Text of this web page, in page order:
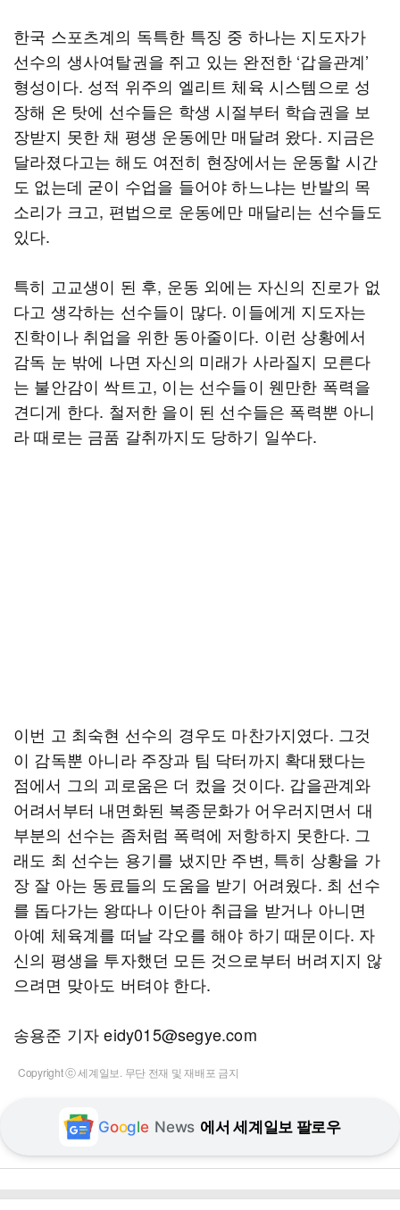
한국 스포츠계의 독특한 특징 중 하나는 지도자가
선수의 생사여탈권을 쥐고 있는 완전한 ‘갑을관계’
형성이다. 성적 위주의 엘리트 체육 시스템으로 성
장해 온 탓에 선수들은 학생 시절부터 학습권을 보
장받지 못한 채 평생 운동에만 매달려 왔다. 지금은
달라졌다고는 해도 여전히 현장에서는 운동할 시간
도 없는데 굳이 수업을 들어야 하느냐는 반발의 목
소리가 크고, 편법으로 운동에만 매달리는 선수들도
있다.
특히 고교생이 된 후, 운동 외에는 자신의 진로가 없
다고 생각하는 선수들이 많다. 이들에게 지도자는
진학이나 취업을 위한 동아줄이다. 이런 상황에서
감독 눈 밖에 나면 자신의 미래가 사라질지 모른다
는 불안감이 싹트고, 이는 선수들이 웬만한 폭력을
견디게 한다. 철저한 을이 된 선수들은 폭력뿐 아니
라 때로는 금품 갈취까지도 당하기 일쑤다.
이번 고 최숙현 선수의 경우도 마찬가지였다. 그것
이 감독뿐 아니라 주장과 팀 닥터까지 확대됐다는
점에서 그의 괴로움은 더 컸을 것이다. 갑을관계와
어려서부터 내면화된 복종문화가 어우러지면서 대
부분의 선수는 좀처럼 폭력에 저항하지 못한다. 그
래도 최 선수는 용기를 냈지만 주변, 특히 상황을 가
장 잘 아는 동료들의 도움을 받기 어려웠다. 최 선수
를 돕다가는 왕따나 이단아 취급을 받거나 아니면
아예 체육계를 떠날 각오를 해야 하기 때문이다. 자
신의 평생을 투자했던 모든 것으로부터 버려지지 않
으려면 맞아도 버텨야 한다.
송용준 기자 eidy015@segye.com
Copyright ⓒ 세계일보. 무단 전재 및 재배포 금지
Google News 에서 세계일보 팔로우